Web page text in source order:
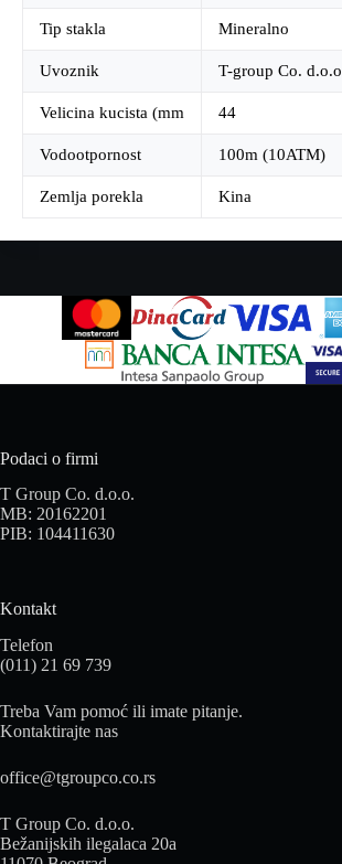
Tip stakla Mineralno
Uvoznik T-group Co. d.o.o
Velicina kucista (mm 44
Vodootpornost 100m (10ATM)
Zemlja porekla Kina
Podaci o firmi
T Group Co. d.o.o.
MB: 20162201
PIB: 104411630
Kontakt
Telefon
(011) 21 69 739
Treba Vam pomoć ili imate pitanje.
Kontaktirajte nas
office@tgroupco.co.rs
T Group Co. d.o.o.
Bežanijskih ilegalaca 20a